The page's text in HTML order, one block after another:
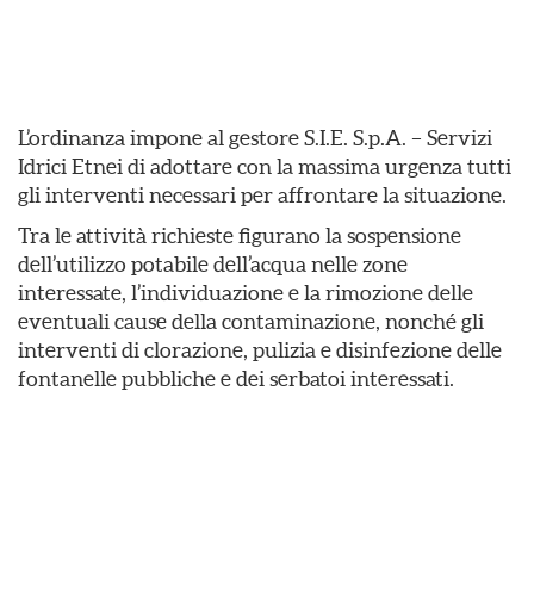
L’ordinanza impone al gestore S.I.E. S.p.A. – Servizi
Idrici Etnei di adottare con la massima urgenza tutti
gli interventi necessari per affrontare la situazione.
Tra le attività richieste figurano la sospensione
dell’utilizzo potabile dell’acqua nelle zone
interessate, l’individuazione e la rimozione delle
eventuali cause della contaminazione, nonché gli
interventi di clorazione, pulizia e disinfezione delle
fontanelle pubbliche e dei serbatoi interessati.